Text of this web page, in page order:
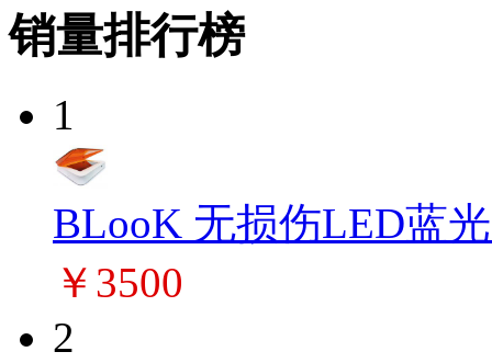
销量排行榜
1
BLooK 无损伤LED蓝
￥3500
2